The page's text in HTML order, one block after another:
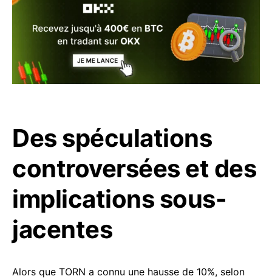
Des spéculations
controversées et des
implications sous-
jacentes
Alors que TORN a connu une hausse de 10%, selon